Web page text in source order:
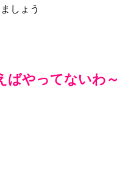
しょう
ばやってないわ～